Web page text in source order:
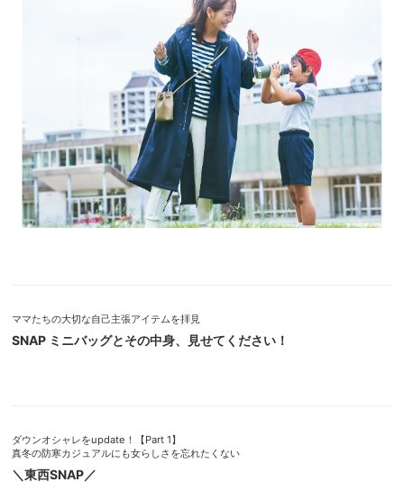
ママたちの大切な自己主張アイテムを拝見
SNAP ミニバッグとその中身、見せてください！
ダウンオシャレをupdate！【Part 1】
真冬の防寒カジュアルにも女らしさを忘れたくない
＼東西SNAP／